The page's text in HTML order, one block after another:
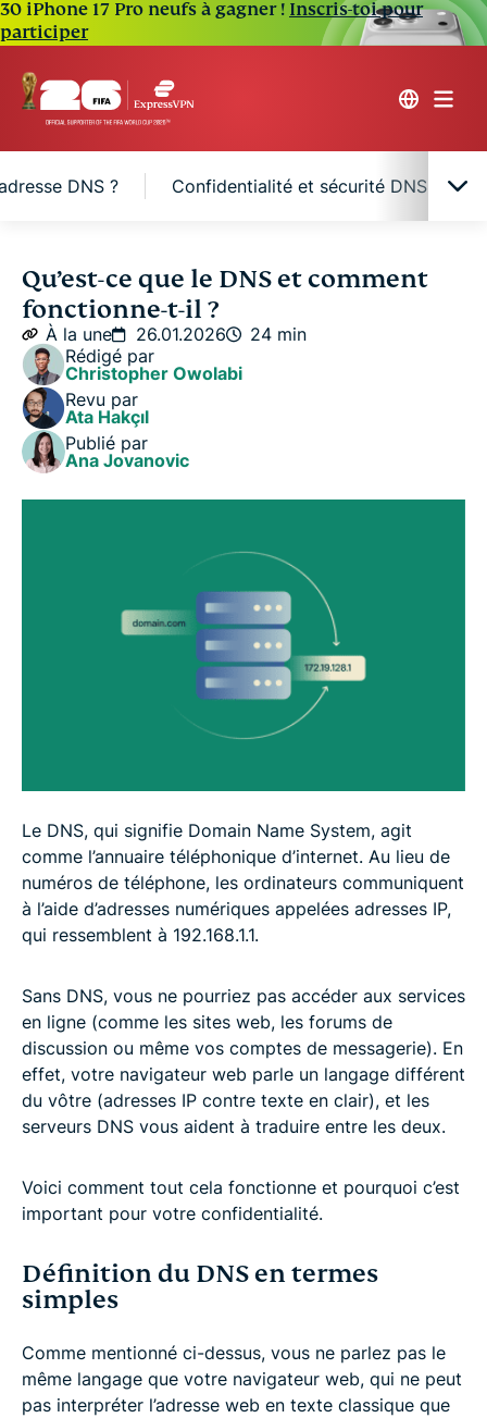
30 iPhone 17 Pro neufs à gagner ! Inscris-toi pour
participer
DNS ? Confidentialité et sécurité DNS : ce
Définition du DNS en termes simples
Comment fonctionne le DNS ? Étape par étape
Qu’est-ce qu’une adresse DNS ?
Confidentialité et sécurité DNS : ce que vous
devez savoir
FAQs: Questions courantes sur le DNS
Qu’est-ce que le DNS et comment
fonctionne-t-il ?
À la une 26.01.2026
24 min
Rédigé par
Christopher Owolabi
Revu par
Ata Hakçıl
Publié par
Ana Jovanovic
Le DNS, qui signifie Domain Name System, agit
comme l’annuaire téléphonique d’internet. Au lieu de
numéros de téléphone, les ordinateurs communiquent
à l’aide d’adresses numériques appelées adresses IP,
qui ressemblent à 192.168.1.1.
Sans DNS, vous ne pourriez pas accéder aux services
en ligne (comme les sites web, les forums de
discussion ou même vos comptes de messagerie). En
effet, votre navigateur web parle un langage différent
du vôtre (adresses IP contre texte en clair), et les
serveurs DNS vous aident à traduire entre les deux.
Voici comment tout cela fonctionne et pourquoi c’est
important pour votre confidentialité.
Définition du DNS en termes
simples
Comme mentionné ci-dessus, vous ne parlez pas le
même langage que votre navigateur web, qui ne peut
pas interpréter l’adresse web en texte classique que